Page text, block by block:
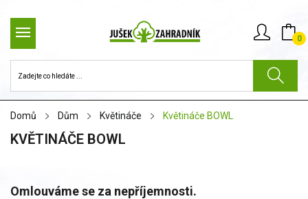
0
Domů Dům Květináče Květináče BOWL
KVĚTINÁČE BOWL
Omlouváme se za nepříjemnosti.